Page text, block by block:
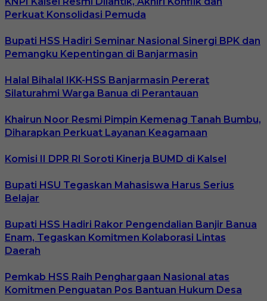
Perkuat Konsolidasi Pemuda
Bupati HSS Hadiri Seminar Nasional Sinergi BPK dan
Pemangku Kepentingan di Banjarmasin
Halal Bihalal IKK-HSS Banjarmasin Pererat
Silaturahmi Warga Banua di Perantauan
Khairun Noor Resmi Pimpin Kemenag Tanah Bumbu,
Diharapkan Perkuat Layanan Keagamaan
Komisi II DPR RI Soroti Kinerja BUMD di Kalsel
Bupati HSU Tegaskan Mahasiswa Harus Serius
Belajar
Bupati HSS Hadiri Rakor Pengendalian Banjir Banua
Enam, Tegaskan Komitmen Kolaborasi Lintas
Daerah
Pemkab HSS Raih Penghargaan Nasional atas
Komitmen Penguatan Pos Bantuan Hukum Desa